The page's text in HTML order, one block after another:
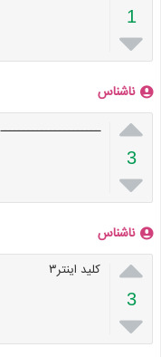
1

ناشناس

3

ــــــــــــــــــــــ
ناشناس

3

کلید اینتر۳